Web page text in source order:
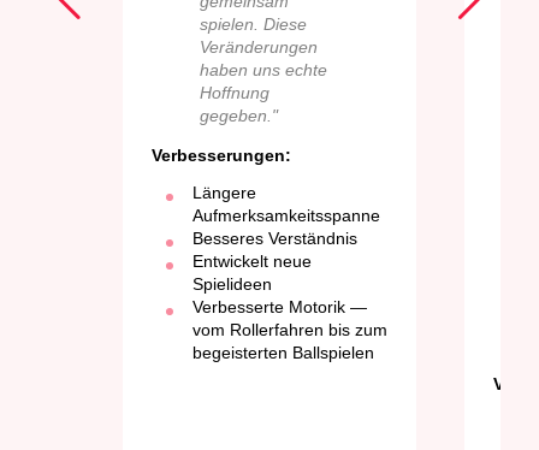
spielen. Diese
Veränderungen
haben uns echte
Hoffnung
gegeben."
Verbesserungen:
Längere
Aufmerksamkeitsspanne
Besseres Verständnis
Entwickelt neue
Spielideen
Verbesserte Motorik —
vom Rollerfahren bis zum
begeisterten Ballspielen